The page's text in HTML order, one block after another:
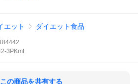
エット ダイエット食品
3PKml
この商品を共有する